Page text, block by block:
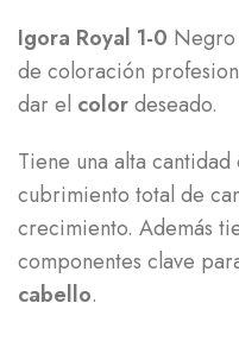
Igora Royal 1-0 Negro
de coloración
dar el colordeseado.
Tiene una alta
cubrimiento total de
crecimiento. Además
componentes clave
cabello.